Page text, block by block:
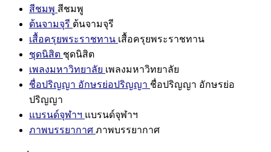
สีชมพู สีชมพู
ต้นจามจุรี ต้นจามจุรี
เสื้อครุยพระราชทาน เสื้อครุยพระราชทาน
ชุดนิสิต ชุดนิสิต
เพลงมหาวิทยาลัย เพลงมหาวิทยาลัย
ชื่อปริญญา อักษรย่อปริญญา ชื่อปริญญา อักษรย่อ
ปริญญา
แบรนด์จุฬาฯ แบรนด์จุฬาฯ
ภาพบรรยากาศ ภาพบรรยากาศ